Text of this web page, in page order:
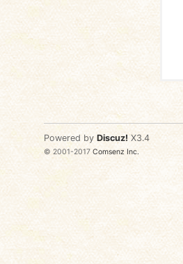
Powered by Discuz! X3.4
© 2001-2017Comsenz Inc.